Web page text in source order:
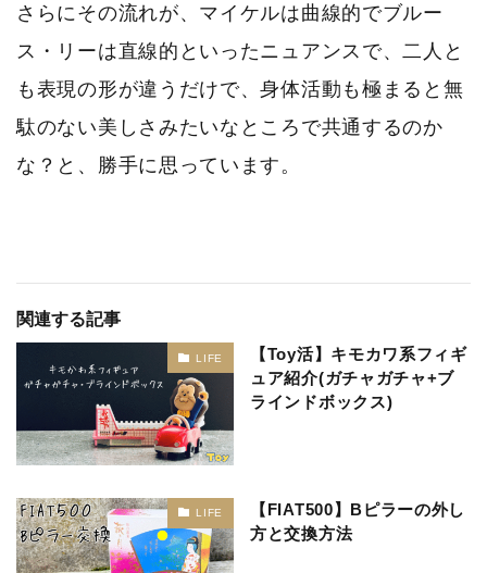
さらにその流れが、マイケルは曲線的でブルー
ス・リーは直線的といったニュアンスで、二人と
も表現の形が違うだけで、身体活動も極まると無
駄のない美しさみたいなところで共通するのか
な？と、勝手に思っています。
関連する記事
LIFE
【Toy活】キモカワ系フィギ
ュア紹介(ガチャガチャ+ブ
ラインドボックス)
LIFE
【FIAT500】Bピラーの外し
方と交換方法